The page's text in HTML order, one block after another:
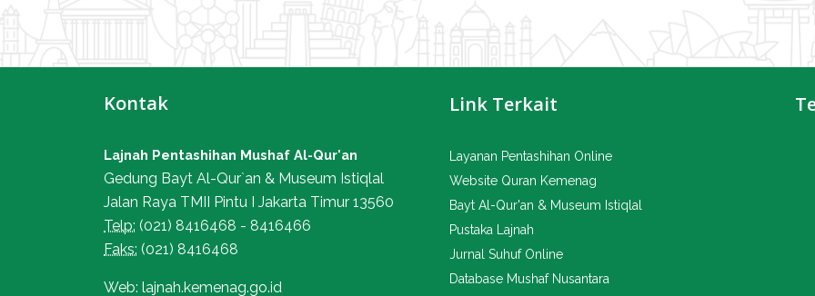
Kontak
Lajnah Pentashihan Mushaf Al-Qur'an
Gedung Bayt Al-Qur`an & Museum Istiqlal
Jalan Raya TMII Pintu I Jakarta Timur 13560
Telp: (021) 8416468 - 8416466
Faks: (021) 8416468
Web: lajnah.kemenag.go.id
Link Terkait
Layanan Pentashihan Online
Website Quran Kemenag
Bayt Al-Qur'an & Museum Istiqlal
Pustaka Lajnah
Jurnal Suhuf Online
Database Mushaf Nusantara